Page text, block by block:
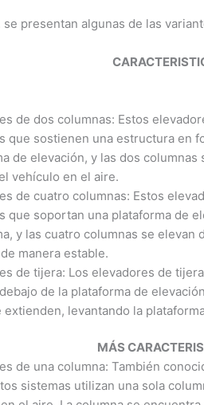
presentan algunas de las
de dos columnas: Estos
que sostienen una estructura en
de elevación, y las dos
vehículo en el aire.
de cuatro columnas: Estos
que soportan una plataforma de
y ​​las cuatro columnas se elevan
manera estable.
de tijera: Los elevadores de
de la plataforma de
extienden, levantando la
MÁS
de una columna: También
sistemas utilizan una sola